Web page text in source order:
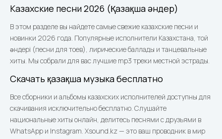
Казахские песни 2026 (Қазақша әндер)
В этом разделе вы найдете самые свежие казахские песни и
новинки 2026 года. Популярные исполнители Казахстана, той
әндері (песни для тоев), лирические баллады и танцевальные
хиты. Мы собрали для вас лучшие mp3 треки местной эстрады.
Скачать қазақша музыка бесплатно
Все сборники и альбомы казахских исполнителей доступны для
скачивания исключительно бесплатно. Слушайте
национальные хиты онлайн, делитесь песнями с друзьями в
WhatsApp и Instagram. Xsound.kz — это ваш проводник в мир